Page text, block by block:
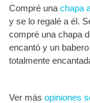
Compré una chapa
y se lo regalé a él.
compré una chapa
encantó y un
totalmente
Ver más opiniones